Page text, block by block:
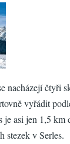
nacházejí čtyři
vyřádit
je asi jen 1,5
stezek v Serles.